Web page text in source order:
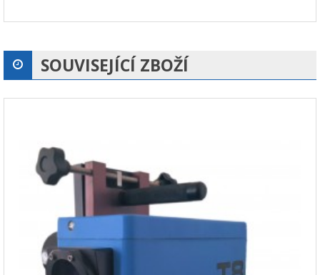
SOUVISEJÍCÍ ZBOŽÍ